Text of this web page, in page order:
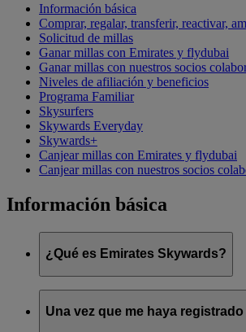
Información básica
Comprar, regalar, transferir, reactivar,
Solicitud de millas
Ganar millas con Emirates y flydubai
Ganar millas con nuestros socios
Niveles de afiliación y beneficios
Programa Familiar
Skysurfers
Skywards Everyday
Skywards+
Canjear millas con Emirates y flydubai
Canjear millas con nuestros socios
Información básica
¿Qué es Emirates Skywards?
Emirates Skywards es el galardonado
Ofrece a los socios una serie de
Una vez que me haya